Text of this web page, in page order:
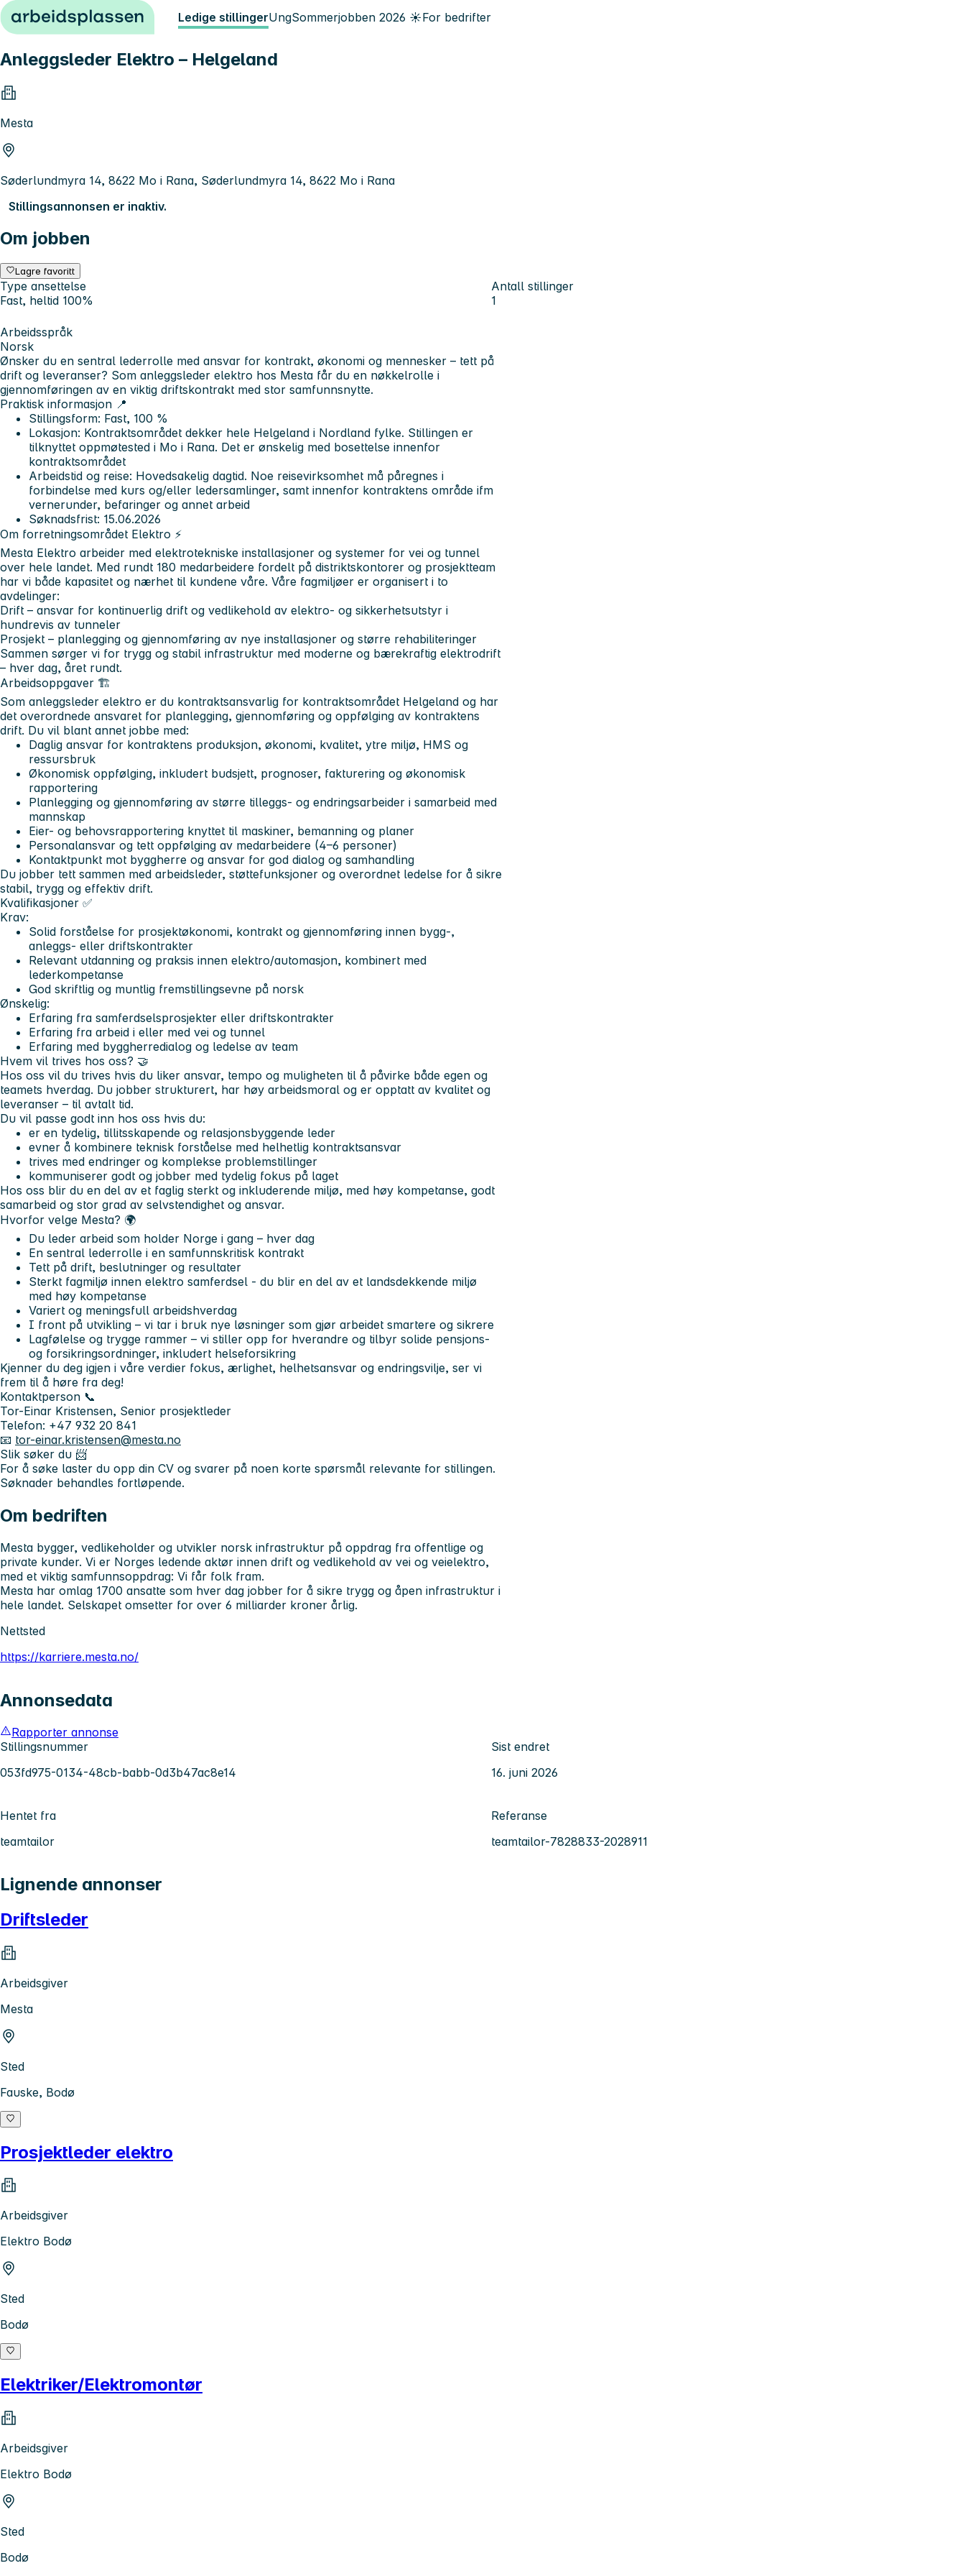
Hopp til innhold Ledige stillingerUngSommerjobben 2026 ☀️For bedrifter
Anleggsleder Elektro – Helgeland
Mesta
Søderlundmyra 14, 8622 Mo i Rana, Søderlundmyra 14, 8622 Mo i Rana
Stillingsannonsen er inaktiv.
Om jobben
Lagre favoritt
Type ansettelse
Fast, heltid 100%
Antall stillinger
1
Arbeidsspråk
Norsk
Ønsker du en sentral lederrolle med ansvar for kontrakt, økonomi og mennesker – tett på
drift og leveranser? Som anleggsleder elektro hos Mesta får du en nøkkelrolle i
gjennomføringen av en viktig driftskontrakt med stor samfunnsnytte.
Praktisk informasjon 📍
Stillingsform: Fast, 100 %
Lokasjon: Kontraktsområdet dekker hele Helgeland i Nordland fylke. Stillingen er
tilknyttet oppmøtested i Mo i Rana. Det er ønskelig med bosettelse innenfor
kontraktsområdet
Arbeidstid og reise: Hovedsakelig dagtid. Noe reisevirksomhet må påregnes i
forbindelse med kurs og/eller ledersamlinger, samt innenfor kontraktens område ifm
vernerunder, befaringer og annet arbeid
Søknadsfrist: 15.06.2026
Om forretningsområdet Elektro ⚡
Mesta Elektro arbeider med elektrotekniske installasjoner og systemer for vei og tunnel
over hele landet. Med rundt 180 medarbeidere fordelt på distriktskontorer og prosjektteam
har vi både kapasitet og nærhet til kundene våre. Våre fagmiljøer er organisert i to
avdelinger:
Drift – ansvar for kontinuerlig drift og vedlikehold av elektro- og sikkerhetsutstyr i
hundrevis av tunneler
Prosjekt – planlegging og gjennomføring av nye installasjoner og større rehabiliteringer
Sammen sørger vi for trygg og stabil infrastruktur med moderne og bærekraftig elektrodrift
– hver dag, året rundt.
Arbeidsoppgaver 🏗️
Som anleggsleder elektro er du kontraktsansvarlig for kontraktsområdet Helgeland og har
det overordnede ansvaret for planlegging, gjennomføring og oppfølging av kontraktens
drift. Du vil blant annet jobbe med:
Daglig ansvar for kontraktens produksjon, økonomi, kvalitet, ytre miljø, HMS og
ressursbruk
Økonomisk oppfølging, inkludert budsjett, prognoser, fakturering og økonomisk
rapportering
Planlegging og gjennomføring av større tilleggs- og endringsarbeider i samarbeid med
mannskap
Eier- og behovsrapportering knyttet til maskiner, bemanning og planer
Personalansvar og tett oppfølging av medarbeidere (4–6 personer)
Kontaktpunkt mot byggherre og ansvar for god dialog og samhandling
Du jobber tett sammen med arbeidsleder, støttefunksjoner og overordnet ledelse for å sikre
stabil, trygg og effektiv drift.
Kvalifikasjoner ✅
Krav:
Solid forståelse for prosjektøkonomi, kontrakt og gjennomføring innen bygg-,
anleggs- eller driftskontrakter
Relevant utdanning og praksis innen elektro/automasjon, kombinert med
lederkompetanse
God skriftlig og muntlig fremstillingsevne på norsk
Ønskelig:
Erfaring fra samferdselsprosjekter eller driftskontrakter
Erfaring fra arbeid i eller med vei og tunnel
Erfaring med byggherredialog og ledelse av team
Hvem vil trives hos oss? 🤝
Hos oss vil du trives hvis du liker ansvar, tempo og muligheten til å påvirke både egen og
teamets hverdag. Du jobber strukturert, har høy arbeidsmoral og er opptatt av kvalitet og
leveranser – til avtalt tid.
Du vil passe godt inn hos oss hvis du:
er en tydelig, tillitsskapende og relasjonsbyggende leder
evner å kombinere teknisk forståelse med helhetlig kontraktsansvar
trives med endringer og komplekse problemstillinger
kommuniserer godt og jobber med tydelig fokus på laget
Hos oss blir du en del av et faglig sterkt og inkluderende miljø, med høy kompetanse, godt
samarbeid og stor grad av selvstendighet og ansvar.
Hvorfor velge Mesta? 🌍
Du leder arbeid som holder Norge i gang – hver dag
En sentral lederrolle i en samfunnskritisk kontrakt
Tett på drift, beslutninger og resultater
Sterkt fagmiljø innen elektro samferdsel - du blir en del av et landsdekkende miljø
med høy kompetanse
Variert og meningsfull arbeidshverdag
I front på utvikling – vi tar i bruk nye løsninger som gjør arbeidet smartere og sikrere
Lagfølelse og trygge rammer – vi stiller opp for hverandre og tilbyr solide pensjons-
og forsikringsordninger, inkludert helseforsikring
Kjenner du deg igjen i våre verdier fokus, ærlighet, helhetsansvar og endringsvilje, ser vi
frem til å høre fra deg!
Kontaktperson 📞
Tor-Einar Kristensen, Senior prosjektleder
Telefon: +47 932 20 841
📧 tor-einar.kristensen@mesta.no
Slik søker du 📨
For å søke laster du opp din CV og svarer på noen korte spørsmål relevante for stillingen.
Søknader behandles fortløpende.
Om bedriften
Mesta bygger, vedlikeholder og utvikler norsk infrastruktur på oppdrag fra offentlige og
private kunder. Vi er Norges ledende aktør innen drift og vedlikehold av vei og veielektro,
med et viktig samfunnsoppdrag: Vi får folk fram.
Mesta har omlag 1700 ansatte som hver dag jobber for å sikre trygg og åpen infrastruktur i
hele landet. Selskapet omsetter for over 6 milliarder kroner årlig.
Nettsted
https://karriere.mesta.no/
Annonsedata
Rapporter annonse
Stillingsnummer
053fd975-0134-48cb-babb-0d3b47ac8e14
Sist endret
16. juni 2026
Hentet fra
teamtailor
Referanse
teamtailor-7828833-2028911
Lignende annonser
Driftsleder
Arbeidsgiver
Mesta
Sted
Fauske, Bodø
Prosjektleder elektro
Arbeidsgiver
Elektro Bodø
Sted
Bodø
Elektriker/Elektromontør
Arbeidsgiver
Elektro Bodø
Sted
Bodø